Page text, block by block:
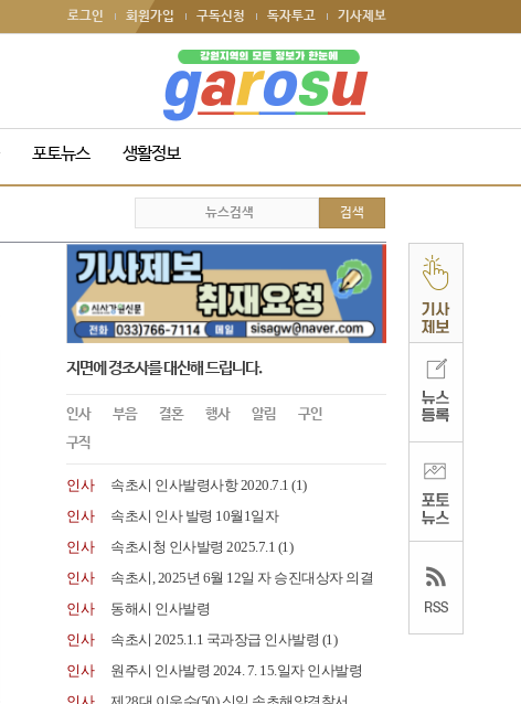
로그인 회원가입 구독신청 독자투고 기사제보
포토뉴스 생활정보
지면에 경조사를 대신해 드립니다.
인사 부음 결혼 행사 알림
구인
구직
인사 속초시 인사발령사항 2020.7.1 (1)
인사
속초시 인사 발령 10월1일자
인사
속초시청 인사발령 2025.7.1 (1)
인사
속초시, 2025년 6월 12일 자 승진대상자 의결
인사
동해시 인사발령
인사
속초시 2025.1.1 국과장급 인사발령 (1)
인사
원주시 인사발령 2024. 7. 15.일자 인사발령